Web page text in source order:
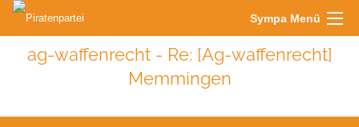
Sympa Menü
ag-waffenrecht - Re: [Ag-waffenrecht]
Memmingen